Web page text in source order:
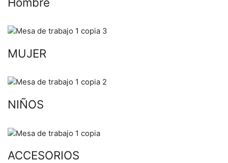
MUJER
NIÑOS
ACCESORIOS